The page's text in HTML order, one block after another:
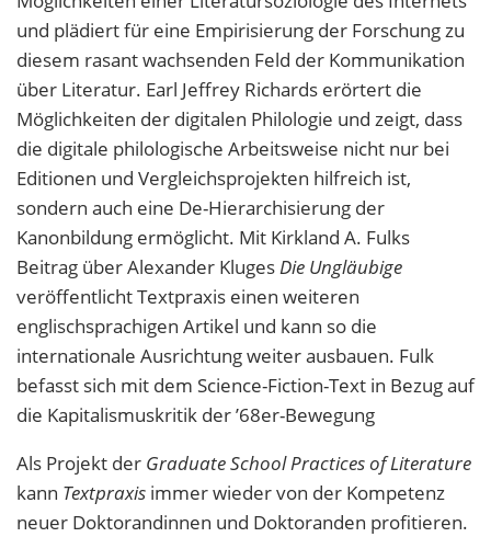
und plädiert für eine Empirisierung der Forschung zu
diesem rasant wachsenden Feld der Kommunikation
über Literatur. Earl Jeffrey Richards erörtert die
Möglichkeiten der digitalen Philologie und zeigt, dass
die digitale philologische Arbeitsweise nicht nur bei
Editionen und Vergleichsprojekten hilfreich ist,
sondern auch eine De-Hierarchisierung der
Kanonbildung ermöglicht. Mit Kirkland A. Fulks
Beitrag über Alexander Kluges Die Ungläubige
veröffentlicht Textpraxis einen weiteren
englischsprachigen Artikel und kann so die
internationale Ausrichtung weiter ausbauen. Fulk
befasst sich mit dem Science-Fiction-Text in Bezug auf
die Kapitalismuskritik der ’68er-Bewegung
Als Projekt der Graduate School Practices of Literature
kann Textpraxis immer wieder von der Kompetenz
neuer Doktorandinnen und Doktoranden profitieren.